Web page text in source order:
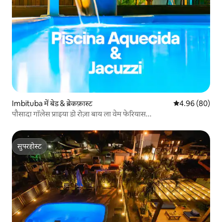
Imbituba में बेड & ब्रेकफ़ास्ट औसत रेटिंग 5 में
4.96 (80)
पौसादा गॉलेस प्राइया डो रोज़ा बाय ला वेम फेरियास...
सुपरहोस्ट
सुपरहोस्ट